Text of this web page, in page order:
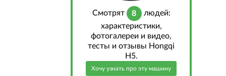
Cмотрят 8
людей:
характеристики,
фотогалереи и видео,
тесты и отзывы Hongqi
H5.
Хочу узнать про эту машину